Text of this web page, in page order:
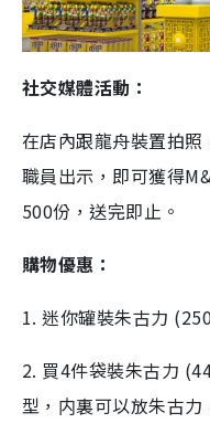
社交媒體活動：
在店內跟龍舟裝置拍
職員出示，即可獲得
500份，送完即止。
購物優惠：
1. 迷你罐裝朱古力
2. 買4件袋裝朱古力
型，内裏可以放朱古力